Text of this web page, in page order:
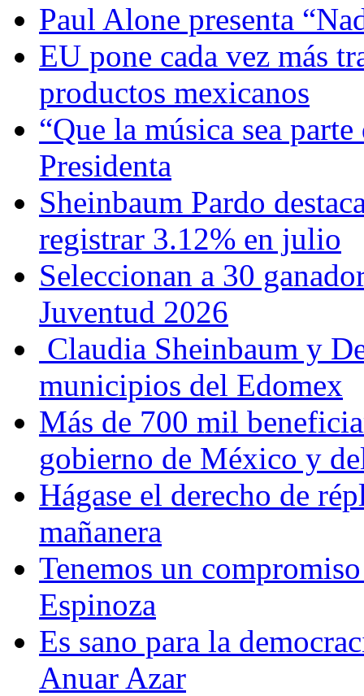
Paul Alone presenta
EU pone cada vez más
productos mexicanos
“Que la música sea
Presidenta
Sheinbaum Pardo
registrar 3.12% en julio
Seleccionan a 30
Juventud 2026
Claudia Sheinbaum y
municipios del Edomex
Más de 700 mil
gobierno de México y
Hágase el derecho de
mañanera
Tenemos un
Espinoza
Es sano para la
Anuar Azar